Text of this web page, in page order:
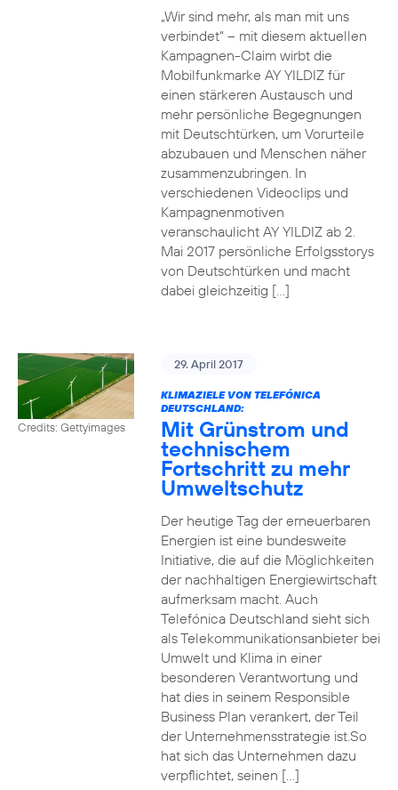
„Wir sind mehr, als man mit uns
verbindet“ – mit diesem aktuellen
Kampagnen-Claim wirbt die
Mobilfunkmarke AY YILDIZ für
einen stärkeren Austausch und
mehr persönliche Begegnungen
mit Deutschtürken, um Vorurteile
abzubauen und Menschen näher
zusammenzubringen. In
verschiedenen Videoclips und
Kampagnenmotiven
veranschaulicht AY YILDIZ ab 2.
Mai 2017 persönliche Erfolgsstorys
von Deutschtürken und macht
dabei gleichzeitig […]
Credits: Gettyimages
29. April 2017
KLIMAZIELE VON TELEFÓNICA
DEUTSCHLAND:
Mit Grünstrom und
technischem
Fortschritt zu mehr
Umweltschutz
Der heutige Tag der erneuerbaren
Energien ist eine bundesweite
Initiative, die auf die Möglichkeiten
der nachhaltigen Energiewirtschaft
aufmerksam macht. Auch
Telefónica Deutschland sieht sich
als Telekommunikationsanbieter bei
Umwelt und Klima in einer
besonderen Verantwortung und
hat dies in seinem Responsible
Business Plan verankert, der Teil
der Unternehmensstrategie ist.So
hat sich das Unternehmen dazu
verpflichtet, seinen […]